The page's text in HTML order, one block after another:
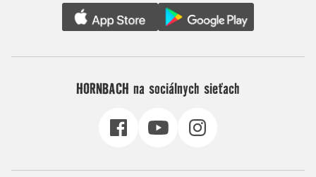
HORNBACH na sociálnych sieťach